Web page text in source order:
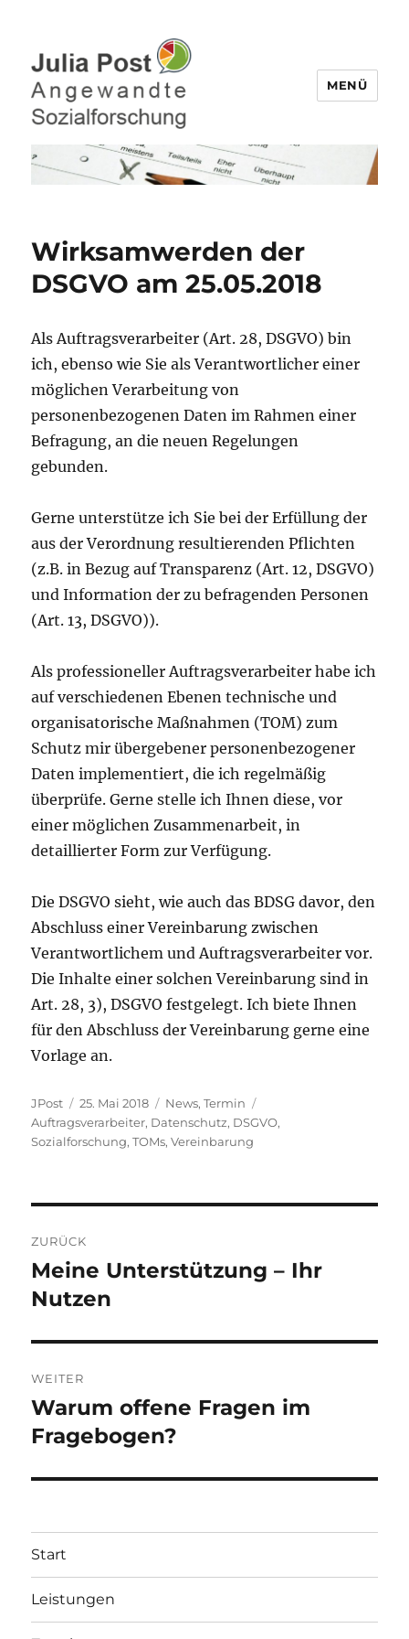
Julia Post – Befragungen,
Datenanalyse
MENÜ
Wirksamwerden der
DSGVO am 25.05.2018
Als Auftragsverarbeiter (Art. 28, DSGVO) bin
ich, ebenso wie Sie als Verantwortlicher einer
möglichen Verarbeitung von
personenbezogenen Daten im Rahmen einer
Befragung, an die neuen Regelungen
gebunden.
Gerne unterstütze ich Sie bei der Erfüllung der
aus der Verordnung resultierenden Pflichten
(z.B. in Bezug auf Transparenz (Art. 12, DSGVO)
und Information der zu befragenden Personen
(Art. 13, DSGVO)).
Als professioneller Auftragsverarbeiter habe ich
auf verschiedenen Ebenen technische und
organisatorische Maßnahmen (TOM) zum
Schutz mir übergebener personenbezogener
Daten implementiert, die ich regelmäßig
überprüfe. Gerne stelle ich Ihnen diese, vor
einer möglichen Zusammenarbeit, in
detaillierter Form zur Verfügung.
Die DSGVO sieht, wie auch das BDSG davor, den
Abschluss einer Vereinbarung zwischen
Verantwortlichem und Auftragsverarbeiter vor.
Die Inhalte einer solchen Vereinbarung sind in
Art. 28, 3), DSGVO festgelegt. Ich biete Ihnen
für den Abschluss der Vereinbarung gerne eine
Vorlage an.
Autor
JPost
Veröffentlicht
am
25. Mai 2018 Kategorien
News,Termin
Auftragsverarbeiter, Datenschutz, DSGVO,
Sozialforschung,TOMs,Vereinbarung
ZURÜCK
Vorheriger
Beitrag:
Meine Unterstützung – Ihr
Nutzen
WEITER
Nächster
Beitrag:
Warum offene Fragen im
Fragebogen?
Start
Leistungen